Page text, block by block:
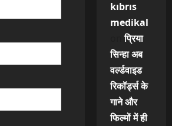
kıbrıs
medikal
onप्रिया
सिन्हा अब
वर्ल्डवाइड
रिकॉर्ड्स के
गाने और
फिल्मों में ही